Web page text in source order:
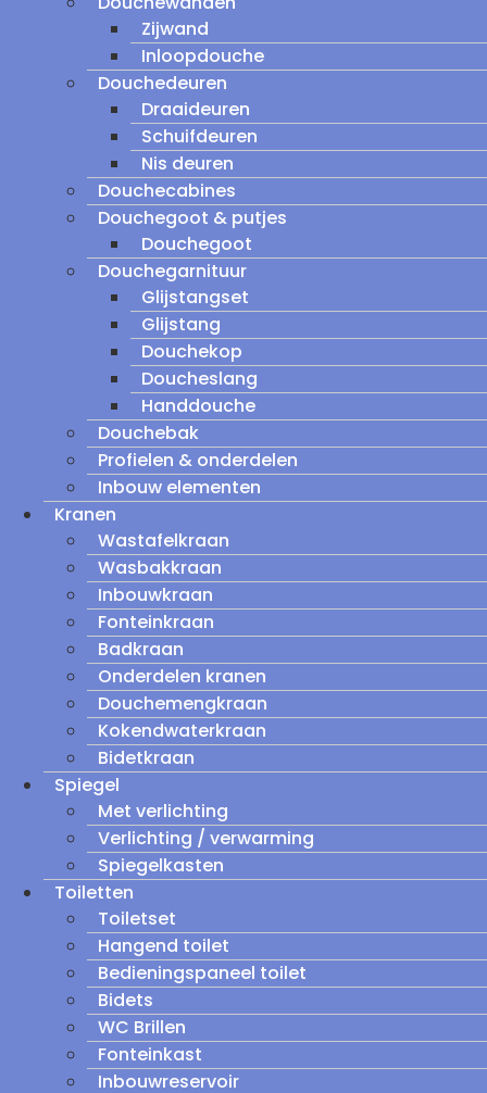
Zijwand
Inloopdouche
Douchedeuren
Draaideuren
Schuifdeuren
Nis deuren
Douchecabines
Douchegoot & putjes
Douchegoot
Douchegarnituur
Glijstangset
Glijstang
Douchekop
Doucheslang
Handdouche
Douchebak
Profielen & onderdelen
Inbouw elementen
Kranen
Wastafelkraan
Wasbakkraan
Inbouwkraan
Fonteinkraan
Badkraan
Onderdelen kranen
Douchemengkraan
Kokendwaterkraan
Bidetkraan
Spiegel
Met verlichting
Verlichting / verwarming
Spiegelkasten
Toiletten
Toiletset
Hangend toilet
Bedieningspaneel toilet
Bidets
WC Brillen
Fonteinkast
Inbouwreservoir